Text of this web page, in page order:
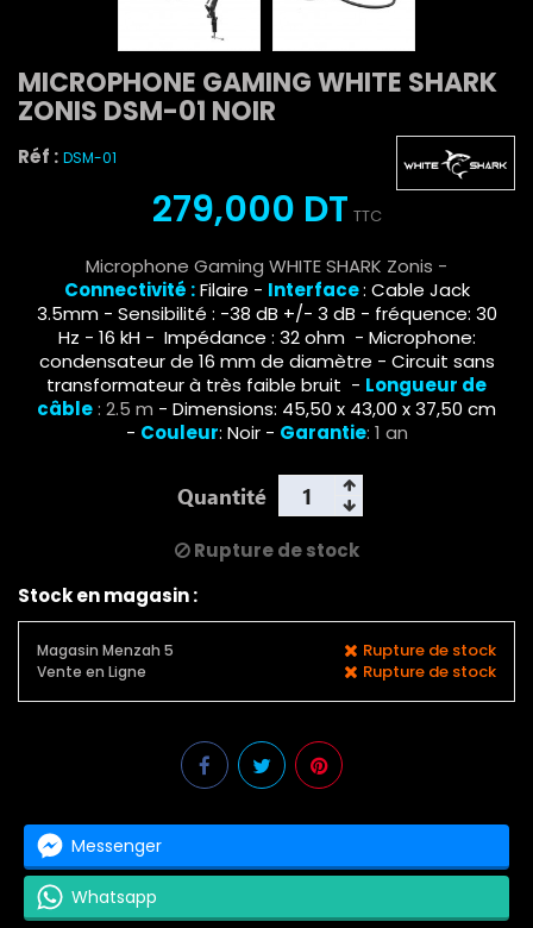
MICROPHONE GAMING WHITE SHARK
ZONIS DSM-01 NOIR
Réf : DSM-01
279,000 DT TTC
Microphone Gaming WHITE SHARK Zonis -
Connectivité : Filaire - Interface: Cable Jack
3.5mm - Sensibilité : -38 dB +/- 3 dB - fréquence: 30
Hz - 16 kH - Impédance : 32 ohm - Microphone:
condensateur de 16 mm de diamètre - Circuit sans
transformateur à très faible bruit - Longueur de
câble: 2.5 m - Dimensions: 45,50 x 43,00 x 37,50 cm
- Couleur: Noir - Garantie: 1 an
Quantité
Rupture de stock
Stock en magasin :
Magasin Menzah 5 Rupture de stock
Vente en Ligne Rupture de stock
Messenger
Whatsapp